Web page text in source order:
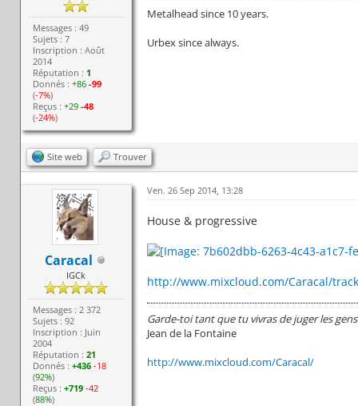
Messages : 49
Sujets : 7
Inscription : Août
2014
Réputation : 1
Donnés :+86 -99
(-7%)
Reçus :+29 -48
(-24%)
Metalhead since 10 years.
Urbex since always.
Site web Trouver
Caracal
IGCk
Messages : 2 372
Sujets : 92
Inscription : Juin
2004
Réputation :21
Donnés :+436 -18
(92%)
Reçus :+719 -42
(88%)
Ven. 26 Sep 2014, 13:28
House & progressive
http://www.mixcloud.com/Caracal/
Garde-toi tant que tu vivras de juger les
Jean de la Fontaine
http://www.mixcloud.com/Caracal/